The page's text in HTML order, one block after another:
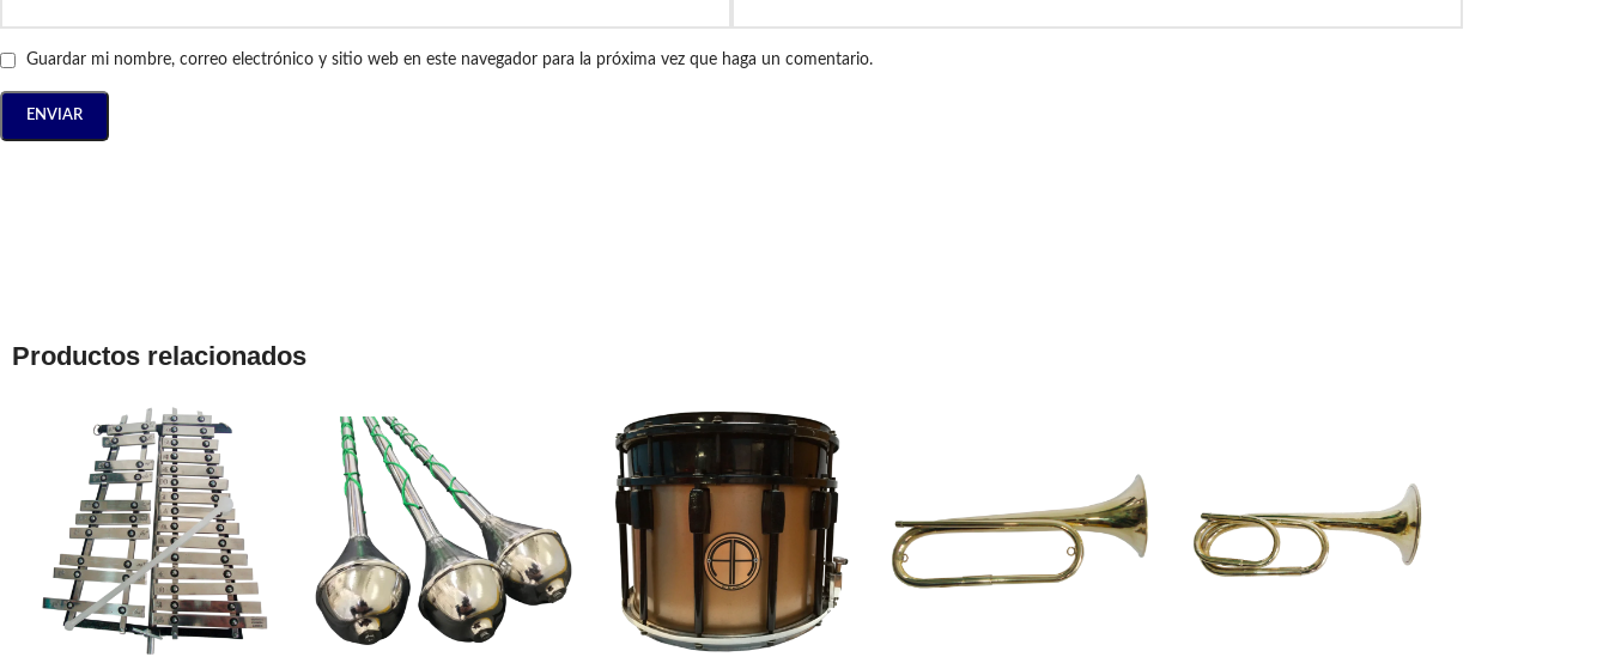
Guardar mi nombre, correo electrónico y sitio web en este navegador para la próxima vez que haga un comentario.
Productos relacionados